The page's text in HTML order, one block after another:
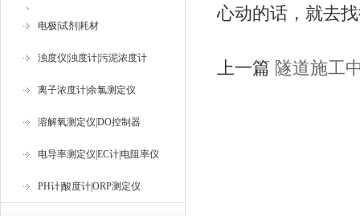
仪
电极|试剂|耗材
浊度仪|浊度计|污泥浓度计
离子浓度计|余氯测定仪
溶解氧测定仪|DO控制器
电导率测定仪|EC计|电阻率仪
PH计|酸度计|ORP测定仪
心动的话，就去
上一篇 隧道施工